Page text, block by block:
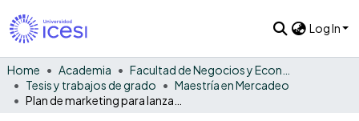
Log In
Home Academia
Tesis y trabajos de grado
Maestría en Mercadeo